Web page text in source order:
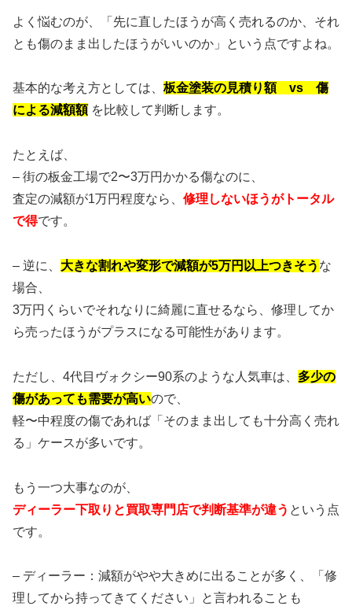
よく悩むのが、「先に直したほうが高く売れるのか、それ
とも傷のまま出したほうがいいのか」という点ですよね。
基本的な考え方としては、 板金塗装の見積り額 vs 傷
による減額額を比較して判断します。
たとえば、
– 街の板金工場で2〜3万円かかる傷なのに、
査定の減額が1万円程度なら、 修理しないほうがトータル
で得です。
– 逆に、 大きな割れや変形で減額が5万円以上つきそう な
場合、
3万円くらいでそれなりに綺麗に直せるなら、修理してか
ら売ったほうがプラスになる可能性があります。
ただし、4代目ヴォクシー90系のような人気車は、 多少の
傷があっても需要が高いので、
軽〜中程度の傷であれば「そのまま出しても十分高く売れ
る」ケースが多いです。
もう一つ大事なのが、
ディーラー下取りと買取専門店で判断基準が違う という点
です。
– ディーラー：減額がやや大きめに出ることが多く、「修
理してから持ってきてください」と言われることも